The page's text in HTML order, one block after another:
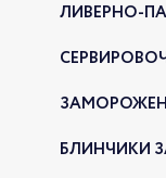
ЛИВЕРНО-
БЛИНЧИКИ